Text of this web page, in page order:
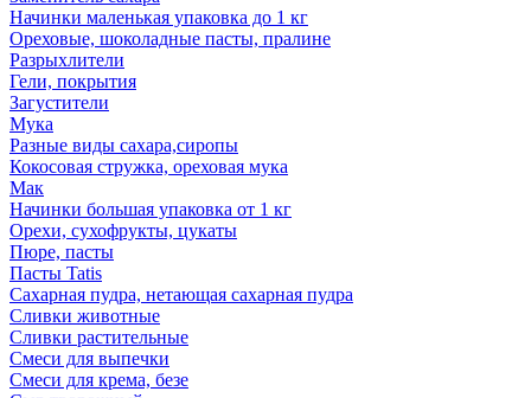
Начинки маленькая упаковка до 1 кг
Ореховые, шоколадные пасты, пралине
Разрыхлители
Гели, покрытия
Загустители
Мука
Разные виды сахара,сиропы
Кокосовая стружка, ореховая мука
Мак
Начинки большая упаковка от 1 кг
Орехи, сухофрукты, цукаты
Пюре, пасты
Пасты Tatis
Сахарная пудра, нетающая сахарная пудра
Сливки животные
Сливки растительные
Смеси для выпечки
Смеси для крема, безе